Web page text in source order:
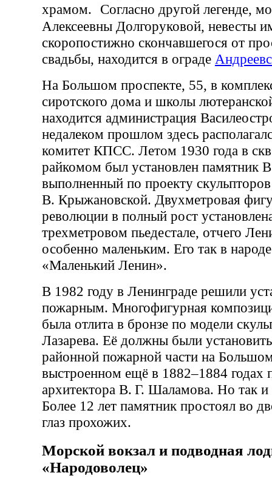
храмом. Согласно другой легенде,
Алексеевны Долгоруковой, невесты
скоропостижно скончавшегося от
свадьбы, находится в ограде
На Большом проспекте, 55, в
сиротского дома и школы
находится администрация
недалеком прошлом здесь
комитет КПСС. Летом 1930 года в
райкомом был установлен памятник
выполненный по проекту
В. Крыжановской. Двухметровая
революции в полный рост
трехметровом пьедестале, отчего
особенно маленьким. Его так в
«Маленький Ленин».
В 1982 году в Ленинграде решили
пожарным. Многофигурная
была отлита в бронзе по модели
Лазарева. Её должны были
районной пожарной части на
выстроенном ещё в 1882–1884 годах
архитектора В. Г. Шаламова. Но так и
Более 12 лет памятник простоял во
глаз прохожих.
Морской вокзал и подводная
«Народоволец»